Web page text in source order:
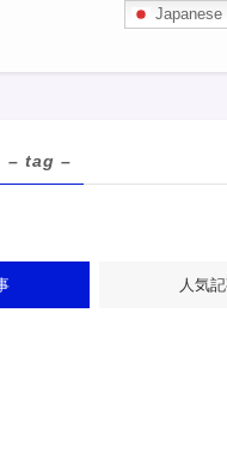
– tag –
人気
Japanese